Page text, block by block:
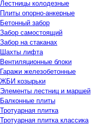
Лестницы колодезные
Плиты опорно-анкерные
Бетонный забор
Забор самостоящий
Забор на стаканах
Шахты лифта
Вентиляционные блоки
Гаражи железобетонные
ЖБИ козырьки
Элементы лестниц и маршей
Балконные плиты
Тротуарная плитка
Тротуарная плитка классика